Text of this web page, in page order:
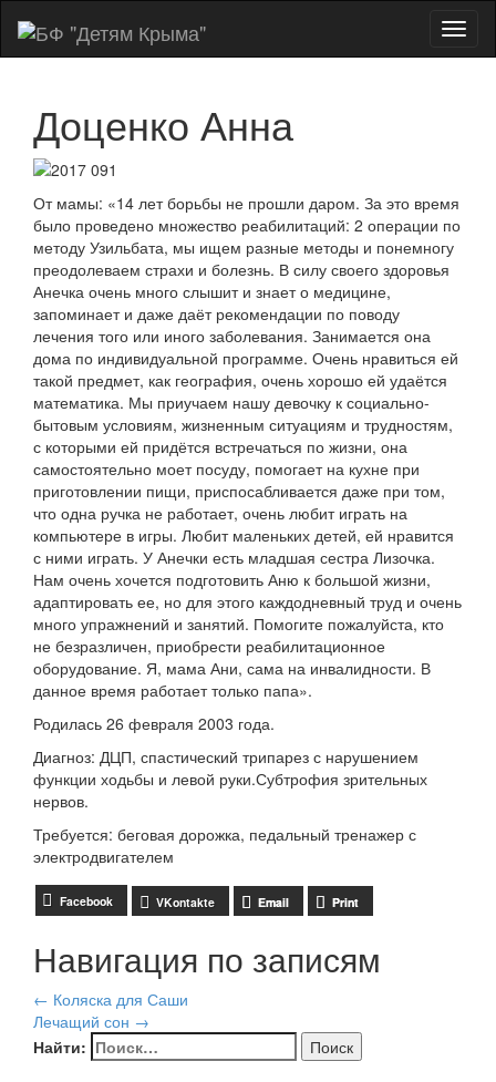
Доценко Анна
От мамы: «14 лет борьбы не прошли даром. За это время
было проведено множество реабилитаций: 2 операции по
методу Узильбата, мы ищем разные методы и понемногу
преодолеваем страхи и болезнь. В силу своего здоровья
Анечка очень много слышит и знает о медицине,
запоминает и даже даёт рекомендации по поводу
лечения того или иного заболевания. Занимается она
дома по индивидуальной программе. Очень нравиться ей
такой предмет, как география, очень хорошо ей удаётся
математика. Мы приучаем нашу девочку к социально-
бытовым условиям, жизненным ситуациям и трудностям,
с которыми ей придётся встречаться по жизни, она
самостоятельно моет посуду, помогает на кухне при
приготовлении пищи, приспосабливается даже при том,
что одна ручка не работает, очень любит играть на
компьютере в игры. Любит маленьких детей, ей нравится
с ними играть. У Анечки есть младшая сестра Лизочка.
Нам очень хочется подготовить Аню к большой жизни,
адаптировать ее, но для этого каждодневный труд и очень
много упражнений и занятий. Помогите пожалуйста, кто
не безразличен, приобрести реабилитационное
оборудование. Я, мама Ани, сама на инвалидности. В
данное время работает только папа».
Родилась 26 февраля 2003 года.
Диагноз: ДЦП, спастический трипарез с нарушением
функции ходьбы и левой руки.Субтрофия зрительных
нервов.
Требуется: беговая дорожка, педальный тренажер с
электродвигателем
Facebook VKontakte Email Print
Навигация по записям
← Коляска для Саши
Лечащий сон →
Найти: